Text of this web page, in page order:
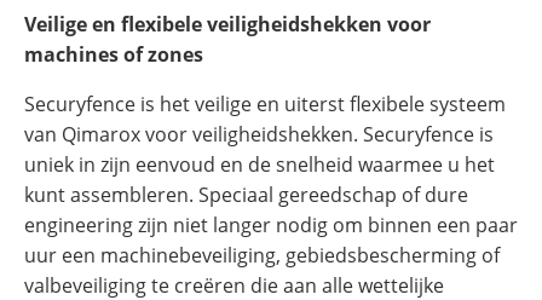
Veilige en flexibele veiligheidshekken voor
machines of zones
Securyfence is het veilige en uiterst flexibele systeem
van Qimarox voor veiligheidshekken. Securyfence is
uniek in zijn eenvoud en de snelheid waarmee u het
kunt assembleren. Speciaal gereedschap of dure
engineering zijn niet langer nodig om binnen een paar
uur een machinebeveiliging, gebiedsbescherming of
valbeveiliging te creëren die aan alle wettelijke